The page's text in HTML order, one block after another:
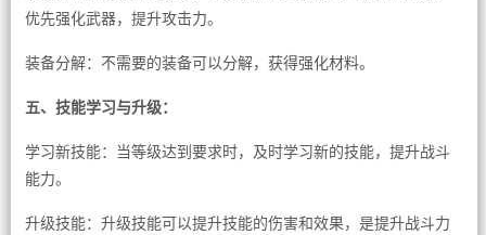
优先强化武器，提升攻击力。
装备分解：不需要的装备可以分解，获得强化材料。
五、技能学习与升级：
学习新技能：当等级达到要求时，及时学习新的技能，提升战斗
能力。
升级技能：升级技能可以提升技能的伤害和效果，是提升战斗力